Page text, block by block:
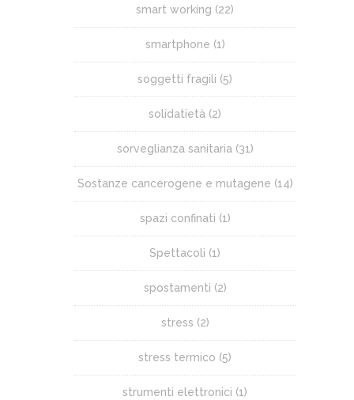
smart working (22)
smartphone (1)
soggetti fragili (5)
solidatietà (2)
sorveglianza sanitaria(31)
Sostanze cancerogene e mutagene (14)
spazi confinati (1)
Spettacoli (1)
spostamenti (2)
stress (2)
stress termico (5)
strumenti elettronici (1)